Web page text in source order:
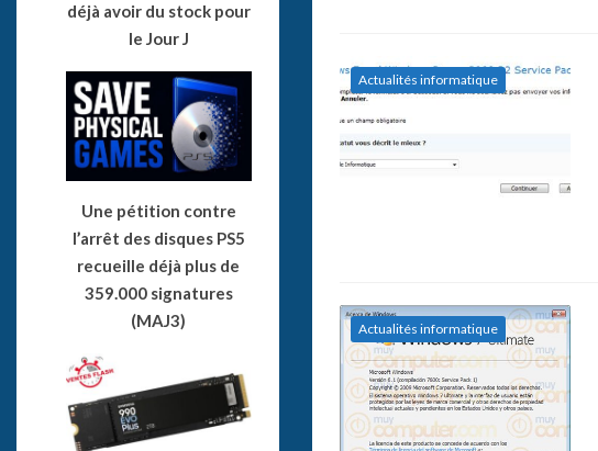
Actualités informatique
Actualités informatique
déjà avoir du stock pour
le Jour J
Une pétition contre
l’arrêt des disques PS5
recueille déjà plus de
359.000 signatures
(MAJ3)